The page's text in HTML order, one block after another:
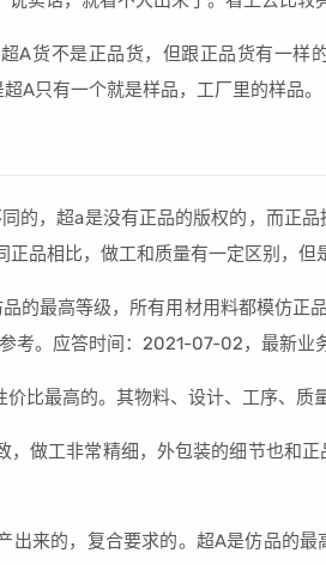
A货不是正品货，但跟正品货有一样
A只有一个就是样品，工厂里的样品。
的，超a是没有正品的版权的，而正
品相比，做工和质量有一定区别，但
的最高等级，所有用材用料都模仿正
考。应答时间：2021-07-02，最新业
比最高的。其物料、设计、工序、质
，做工非常精细，外包装的细节也和
出来的，复合要求的。超A是仿品的